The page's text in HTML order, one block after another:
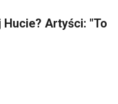
Artyści: "To